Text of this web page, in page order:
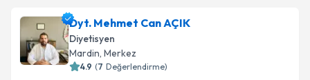
Dyt. Mehmet Can AÇIK
Diyetisyen
Mardin, Merkez
4.9 (7 Değerlendirme)